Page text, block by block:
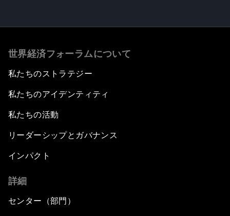
世界経済フォーラムについて
私たちのストラテジー
私たちのアイデンティティ
私たちの活動
リーダーシップとガバナンス
インパクト
詳細
センター（部門）